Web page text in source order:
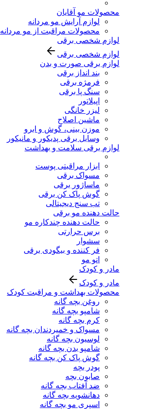
محصولات مو آقایان
لوازم آرایش مو مردانه
محصولات مراقبت از مو مردانه
لوازم شخصی برقی
لوازم شخصی برقی
لوازم برقی صورت و بدن
بند انداز برقی
فرمژه برقی
سنگ پا برقی
اپیلاتور
لیزر خانگی
ماشین اصلاح
موزن بینی، گوش و ابرو
وسایل برقی پدیکور و مانیکور
لوازم برقی سلامت و بهداشت
ابزار مراقبتی پوست
مسواک برقی
ماساژور برقی
گوش پاک کن برقی
تب سنج دیجیتالی
حالت دهنده مو برقی
حالت دهنده چندکاره مو
برس حرارتی
سشوار
فر کننده و بیگودی برقی
اتو مو
مادر و کودک
مادر و کودک
محصولات بهداشت و مراقبت کودک
روغن بچه گانه
شامپو بچه گانه
کرم بچه گانه
مسواک و خمیردندان بچه گانه
لوسیون بچه گانه
شامپو بدن بچه گانه
گوش پاک کن بچه گانه
پودر بچه
صابون بچه
ضد آفتاب بچه گانه
دهانشویه بچه گانه
اسپری مو بچه گانه